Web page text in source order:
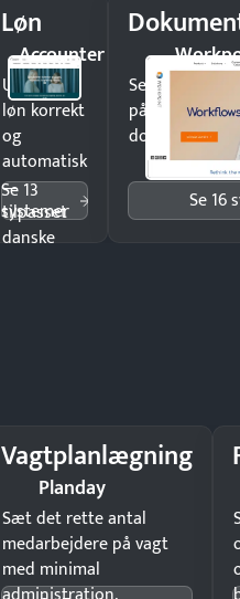
Løn
Accounter
Udbetal
løn korrekt
og
automatisk
—
tilpasset
danske
Se 13
systemer
Send
på minutter
dokumenter.
Se 16
Vagtplanlægning
Planday
Sæt det rette antal
medarbejdere på vagt
med minimal